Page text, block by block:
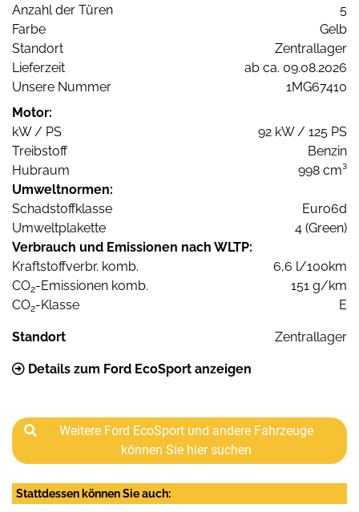
Anzahl der Türen
5
Farbe
Gelb
Standort
Zentrallager
Lieferzeit
ab ca. 09.08.2026
Unsere Nummer
1MG67410
Motor:
kW / PS
92 kW / 125 PS
Treibstoff
Benzin
Hubraum
998 cm³
Umweltnormen:
Schadstoffklasse
Euro6d
Umweltplakette
4 (Green)
Verbrauch und Emissionen nach WLTP:
Kraftstoffverbr. komb.
6,6 l/100km
CO2-Emissionen komb.
151 g/km
CO2-Klasse E
Standort Zentrallager
Details zum Ford EcoSport anzeigen
Weitere Ford EcoSport und andere Fahrzeuge
können Sie hier suchen
Stattdessen können Sie auch: